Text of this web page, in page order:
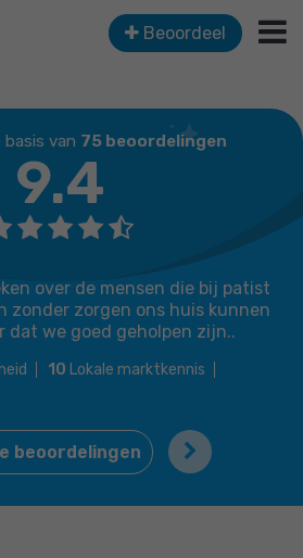
Beoordeel
basis van 75 beoordelingen
9.4
over de mensen die bij patist
zonder zorgen ons huis kunnen
dat we goed geholpen zijn..
10 Lokale marktkennis
beoordelingen Next